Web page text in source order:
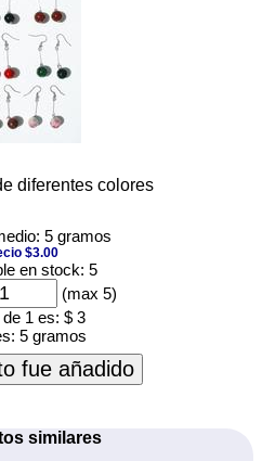
diferentes colores
5 gramos
$3.00
en stock: 5
(max 5)
1 es: $ 3
5 gramos
fue añadido
similares